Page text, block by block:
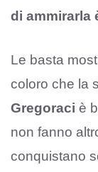
di ammirarla
Le basta
coloro che la
Gregoraci è
non fanno
conquistano